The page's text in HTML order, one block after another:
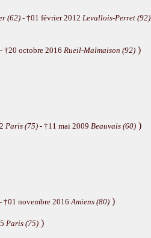
(62) - †01 février 2012 Levallois-Perret (92)
- †20 octobre 2016 Rueil-Malmaison (92) )
Paris (75) - †11 mai 2009 Beauvais (60) )
- †01 novembre 2016 Amiens (80) )
Paris (75) )